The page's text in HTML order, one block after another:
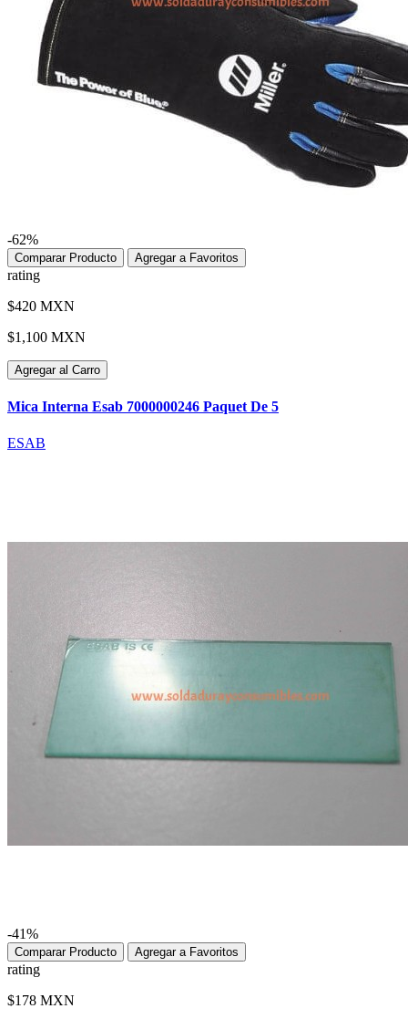
-62%
Comparar Producto Agregar a Favoritos
rating
$420 MXN
$1,100 MXN
Agregar al Carro
Mica Interna Esab 7000000246 Paquet De 5
ESAB
-41%
Comparar Producto Agregar a Favoritos
rating
$178 MXN